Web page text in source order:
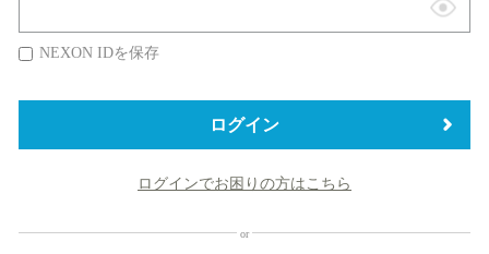
表
替
NEXON IDを保存
ログイン
ログインでお困りの方はこちら